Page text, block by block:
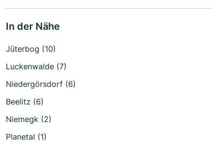
In der Nähe
Jüterbog (10)
Luckenwalde (7)
Niedergörsdorf (6)
Beelitz (6)
Niemegk (2)
Planetal (1)